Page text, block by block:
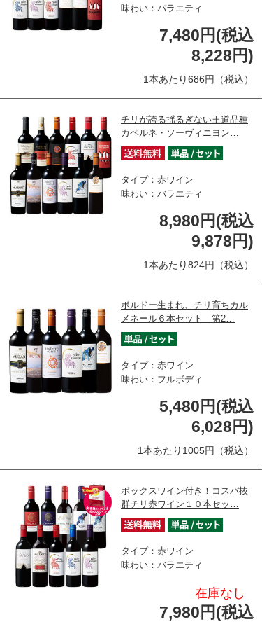
味わい：バラエティ
7,480円(税込
8,228円)
1本あたり686円（税込）
チリが誇る揺るぎない王道品種
カベルネ・ソーヴィニヨン…
タイプ：赤ワイン
味わい：バラエティ
8,980円(税込
9,878円)
1本あたり824円（税込）
ボルドー生まれ、チリ育ちカル
メネール６本セット 第2…
タイプ：赤ワイン
味わい：フルボディ
5,480円(税込
6,028円)
1本あたり1005円（税込）
ボックスワイン付き！コスパ抜
群チリ赤ワイン１０本セッ…
タイプ：赤ワイン
味わい：バラエティ
在庫なし
7,980円(税込